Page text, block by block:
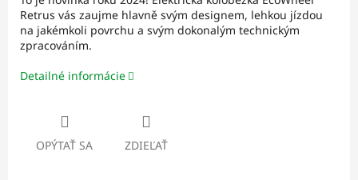
Retrus vás zaujme hlavně svým designem, lehkou jízdou
na jakémkoli povrchu a svým dokonalým technickým
zpracováním.
Detailné informácie
OPÝTAŤ SA ZDIEĽAŤ